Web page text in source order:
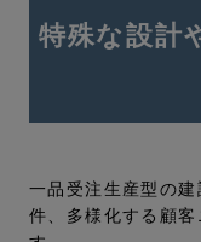
特殊な設計
一品受注生産型の
件、多様化する顧